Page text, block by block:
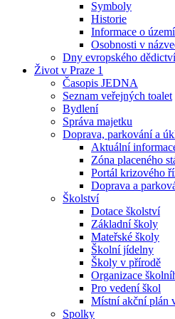
Symboly
Historie
Informace o území
Osobnosti v
Dny evropského
Život v Praze 1
Časopis JEDNA
Seznam veřejných toalet
Bydlení
Správa majetku
Doprava, parkování a
Aktuální
Zóna placeného
Portál krizového
Doprava a
Školství
Dotace školství
Základní školy
Mateřské školy
Školní jídelny
Školy v přírodě
Organizace
Pro vedení škol
Místní akční plán
Spolky